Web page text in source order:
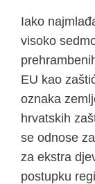
Iako
visoko
EU kao
oznaka
hrvatskih
se odnose
za ekstra
postupku